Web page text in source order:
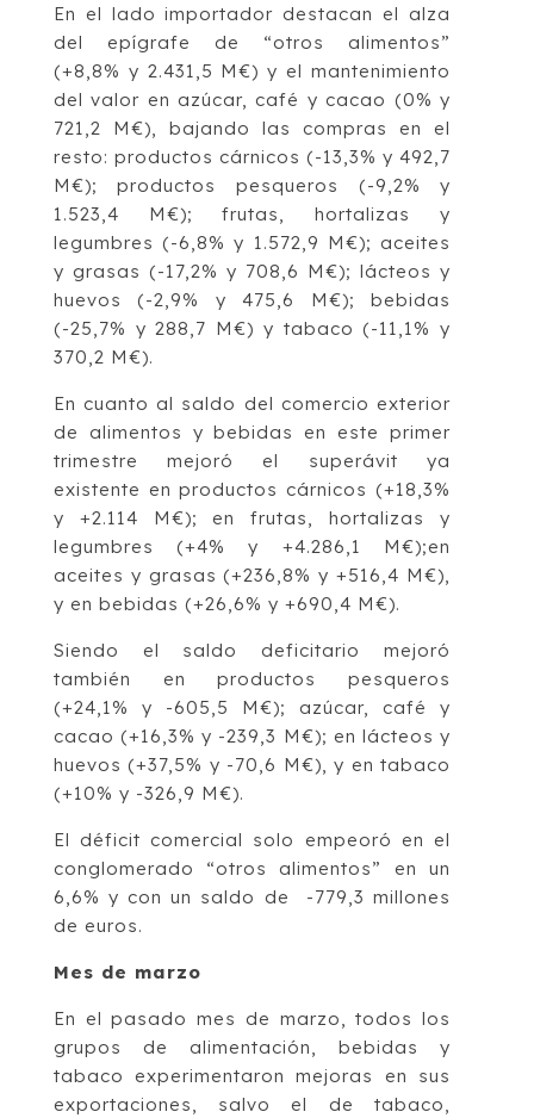
En el lado importador destacan el alza
del epígrafe de “otros alimentos”
(+8,8% y 2.431,5 M€) y el mantenimiento
del valor en azúcar, café y cacao (0% y
721,2 M€), bajando las compras en el
resto: productos cárnicos (-13,3% y 492,7
M€); productos pesqueros (-9,2% y
1.523,4 M€); frutas, hortalizas y
legumbres (-6,8% y 1.572,9 M€); aceites
y grasas (-17,2% y 708,6 M€); lácteos y
huevos (-2,9% y 475,6 M€); bebidas
(-25,7% y 288,7 M€) y tabaco (-11,1% y
370,2 M€).
En cuanto al saldo del comercio exterior
de alimentos y bebidas en este primer
trimestre mejoró el superávit ya
existente en productos cárnicos (+18,3%
y +2.114 M€); en frutas, hortalizas y
legumbres (+4% y +4.286,1 M€);en
aceites y grasas (+236,8% y +516,4 M€),
y en bebidas (+26,6% y +690,4 M€).
Siendo el saldo deficitario mejoró
también en productos pesqueros
(+24,1% y -605,5 M€); azúcar, café y
cacao (+16,3% y -239,3 M€); en lácteos y
huevos (+37,5% y -70,6 M€), y en tabaco
(+10% y -326,9 M€).
El déficit comercial solo empeoró en el
conglomerado “otros alimentos” en un
6,6% y con un saldo de -779,3 millones
de euros.
Mes de marzo
En el pasado mes de marzo, todos los
grupos de alimentación, bebidas y
tabaco experimentaron mejoras en sus
exportaciones, salvo el de tabaco,